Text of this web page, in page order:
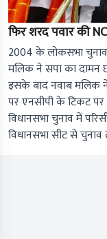
फिर शरद पवार की
2004 के लोकसभा
मलिक ने सपा का दामन
इसके बाद नवाब मलिक
पर एनसीपी के टिकट
विधानसभा चुनाव में
विधानसभा सीट से चुनाव